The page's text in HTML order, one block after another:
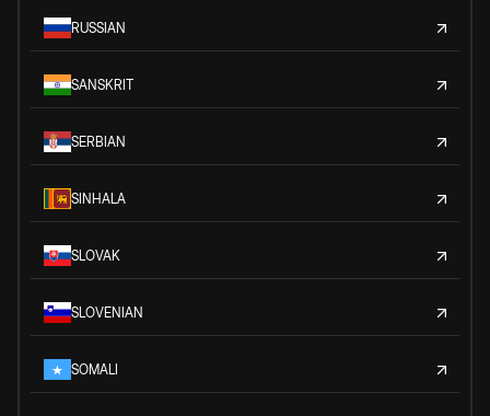
RUSSIAN
SANSKRIT
SERBIAN
SINHALA
SLOVAK
SLOVENIAN
SOMALI